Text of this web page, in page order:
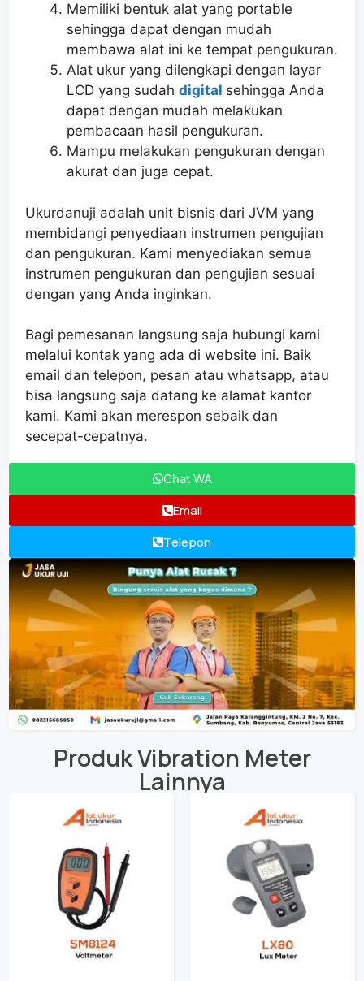
Memiliki bentuk alat yang portable
sehingga dapat dengan mudah
membawa alat ini ke tempat pengukuran.
Alat ukur yang dilengkapi dengan layar
LCD yang sudah digital sehingga Anda
dapat dengan mudah melakukan
pembacaan hasil pengukuran.
Mampu melakukan pengukuran dengan
akurat dan juga cepat.
Ukurdanuji adalah unit bisnis dari JVM yang
membidangi penyediaan instrumen pengujian
dan pengukuran. Kami menyediakan semua
instrumen pengukuran dan pengujian sesuai
dengan yang Anda inginkan.
Bagi pemesanan langsung saja hubungi kami
melalui kontak yang ada di website ini. Baik
email dan telepon, pesan atau whatsapp, atau
bisa langsung saja datang ke alamat kantor
kami. Kami akan merespon sebaik dan
secepat-cepatnya.
Chat WA
Email
Telepon
ProdukVibration Meter
Lainnya